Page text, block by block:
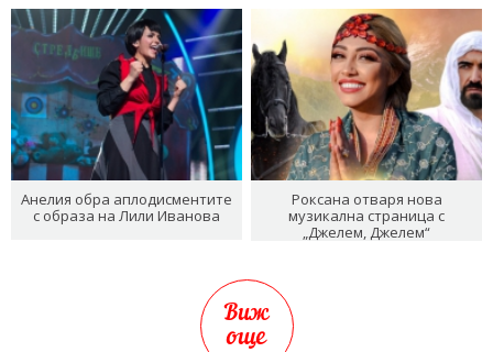
Анелия обра аплодисментите
с образа на Лили Иванова
Роксана отваря нова
музикална страница с
„Джелем, Джелем“
Виж
още